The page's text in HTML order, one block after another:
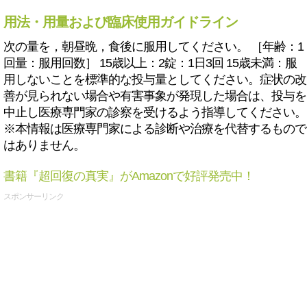
用法・用量および臨床使用ガイドライン
次の量を，朝昼晩，食後に服用してください。 ［年齢：1
回量：服用回数］ 15歳以上：2錠：1日3回 15歳未満：服
用しないことを標準的な投与量としてください。症状の改
善が見られない場合や有害事象が発現した場合は、投与を
中止し医療専門家の診察を受けるよう指導してください。
※本情報は医療専門家による診断や治療を代替するもので
はありません。
書籍『超回復の真実』がAmazonで好評発売中！
スポンサーリンク